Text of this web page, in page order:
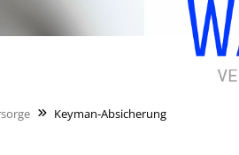
Keyman-Absicherung